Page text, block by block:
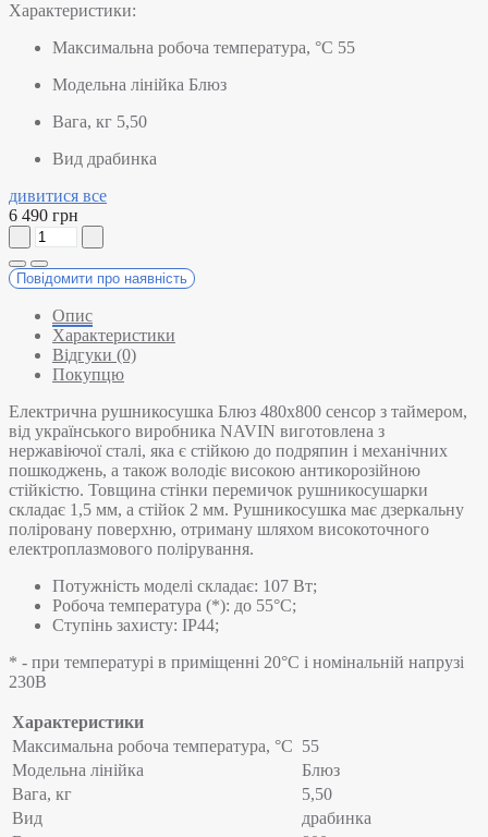
Характеристики:
Максимальна робоча температура, °C 55
Модельна лінійка Блюз
Вага, кг 5,50
Вид драбинка
дивитися все
6 490 грн
Повідомити про наявність
Опис
Характеристики
Відгуки (0)
Покупцю
Електрична рушникосушка Блюз 480х800 сенсор з таймером,
від українського виробника NAVIN виготовлена з
нержавіючої сталі, яка є стійкою до подряпин і механічних
пошкоджень, а також володіє високою антикорозійною
стійкістю. Товщина стінки перемичок рушникосушарки
складає 1,5 мм, а стійок 2 мм. Рушникосушка має дзеркальну
поліровану поверхню, отриману шляхом високоточного
електроплазмового полірування.
Потужність моделі складає: 107 Вт;
Робоча температура (*): до 55°C;
Ступінь захисту: IP44;
* - при температурі в приміщенні 20°С і номінальній напрузі
230В
Характеристики
Максимальна робоча температура, °C 55
Модельна лінійка
Блюз
Вага, кг
5,50
Вид
драбинка